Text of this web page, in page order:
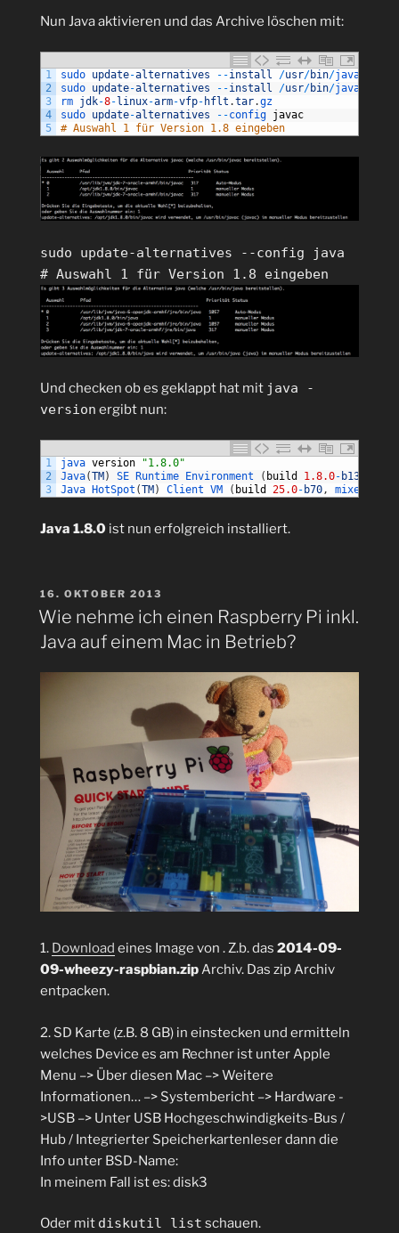
Nun Java aktivieren und das Archive löschen mit:
1
2
3
4
5
sudo update-alternatives --install /usr/bin/javac
sudo update-alternatives --install /usr/bin/java
rm jdk-8- linux-arm-vfp- hflt .tar.gz
sudo update-alternatives --config javac
# Auswahl 1 für Version 1.8 eingeben
sudo update-alternatives --config java
# Auswahl 1 für Version 1.8 eingeben
Und checken ob es geklappt hat mit java -
version ergibt nun:
1
2
3
java version
"1.8.0"
Java(TM ) SE Runtime Environment ( build 1.8.0- b132
Java
HotSpot (TM ) Client VM ( build 25.0- b70, mixed
Java 1.8.0 ist nun erfolgreich installiert.
VERÖFFENTLICHT
AM
16. OKTOBER 2013
Wie nehme ich einen Raspberry Pi inkl.
Java auf einem Mac in Betrieb?
1. Download eines Image von . Z.b. das 2014-09-
09-wheezy-raspbian.zipArchiv. Das zip Archiv
entpacken.
2. SD Karte (z.B. 8 GB) in einstecken und ermitteln
welches Device es am Rechner ist unter Apple
Menu –> Über diesen Mac –> Weitere
Informationen… –> Systembericht –> Hardware -
>USB –> Unter USB Hochgeschwindigkeits-Bus /
Hub / Integrierter Speicherkartenleser dann die
Info unter BSD-Name:
In meinem Fall ist es: disk3
Oder mit diskutil list schauen.